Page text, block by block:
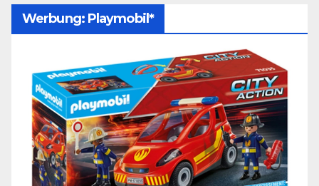
Werbung: Playmobil*